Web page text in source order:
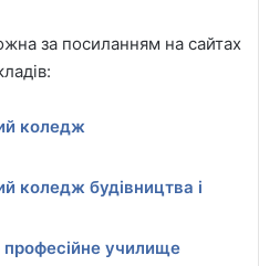
за посиланням на сайтах
коледж
коледж будівництва і
професійне училище